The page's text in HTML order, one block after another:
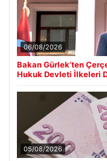
06/08/2026
Bakan Gürlek’ten
Hukuk Devleti İlkeleri
05/08/2026